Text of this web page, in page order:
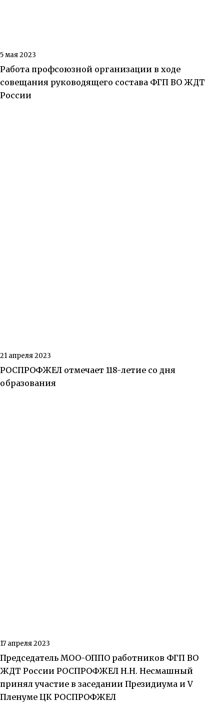
5 мая 2023
Работа профсоюзной организации в ходе
совещания руководящего состава ФГП ВО ЖДТ
России
21 апреля 2023
РОСПРОФЖЕЛ отмечает 118-летие со дня
образования
17 апреля 2023
Председатель МОО-ОППО работников ФГП ВО
ЖДТ России РОСПРОФЖЕЛ Н.Н. Несмашный
принял участие в заседании Президиума и V
Пленуме ЦК РОСПРОФЖЕЛ